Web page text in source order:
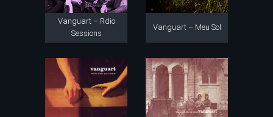
Vanguart – Rdio
Sessions
Vanguart – Meu Sol